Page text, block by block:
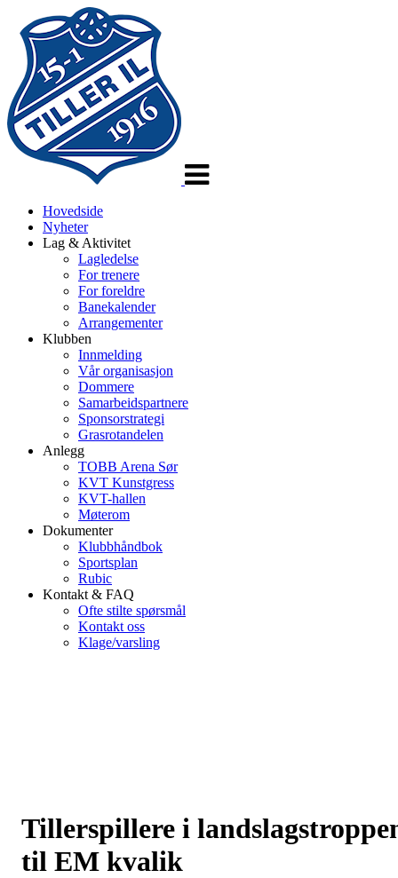
Hovedside
Nyheter
Lag & Aktivitet
Lagledelse
For trenere
For foreldre
Banekalender
Arrangementer
Klubben
Innmelding
Vår organisasjon
Dommere
Samarbeidspartnere
Sponsorstrategi
Grasrotandelen
Anlegg
TOBB Arena Sør
KVT Kunstgress
KVT-hallen
Møterom
Dokumenter
Klubbhåndbok
Sportsplan
Rubic
Kontakt & FAQ
Ofte stilte spørsmål
Kontakt oss
Klage/varsling
Tillerspillere i
til EM kvalik